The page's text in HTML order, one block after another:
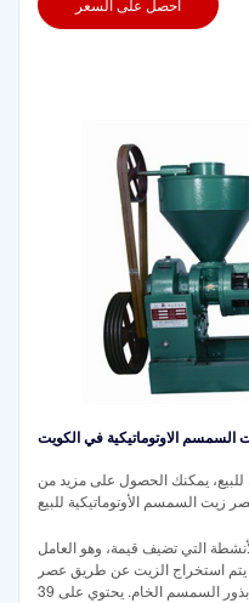
احصل على السعر
السمسم الاوتوماتيكية في الكويت
يمكنك الحصول على مزيد من
زيت السمسم الأوتوماتيكية للبيع
التي تضيف قيمة، وهو العامل
يتم استخراج الزيت عن طريق عصر